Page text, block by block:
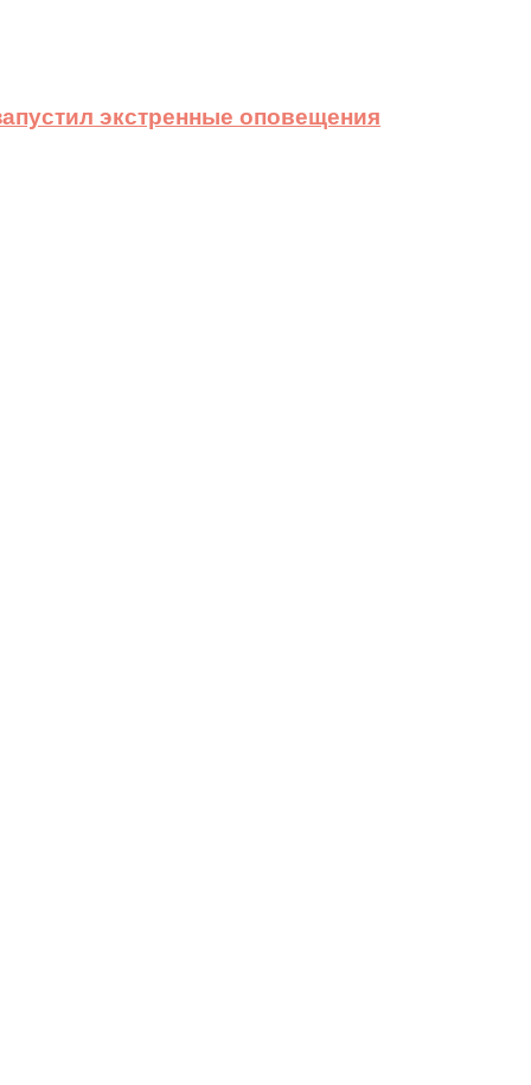
экстренные оповещения